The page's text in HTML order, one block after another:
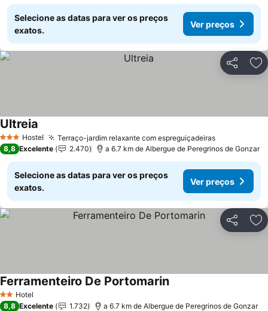
Selecione as datas para ver os preços
exatos.
Ver preços
Partilhar
3 EstrelasHostel Terraço-jardim relaxante com espreguiçadeirasVer preços
Ultreia
8,8 Excelente 2.470 a 6.7 km de Albergue de Peregrinos de Gonzar
Selecione as datas para ver os preços
exatos.
Ver preços
Partilhar
2 Estrelas
Hotel
Ferramenteiro De PortomarinVer preços
8,8 Excelente 1.732 a 6.7 km de Albergue de Peregrinos de Gonzar